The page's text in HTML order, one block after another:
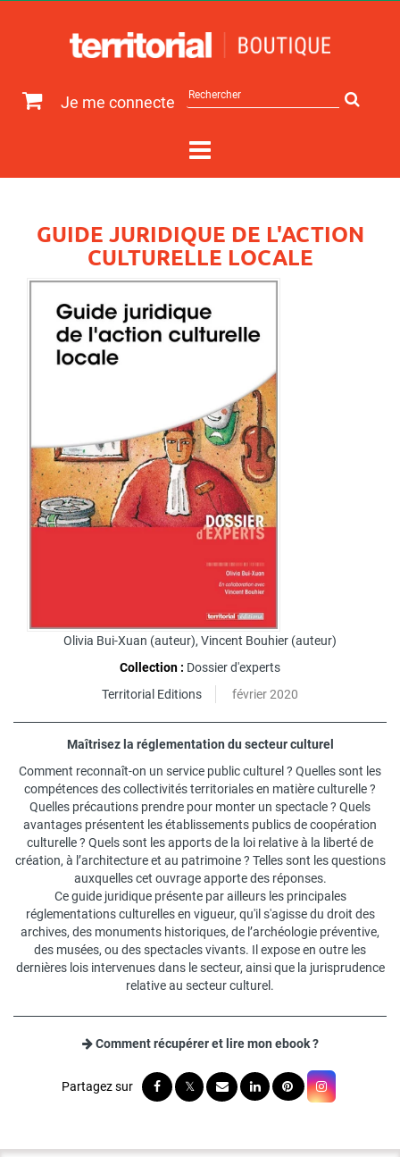
Je me connecte
sur
GUIDE JURIDIQUE DE L'ACTION
CULTURELLE LOCALE
Olivia Bui-Xuan (auteur), Vincent Bouhier (auteur)
Collection : Dossier d'experts
Territorial Editions
février 2020
Maîtrisez la réglementation du secteur culturel
Comment reconnaît-on un service public culturel ? Quelles sont les
compétences des collectivités territoriales en matière culturelle ?
Quelles précautions prendre pour monter un spectacle ? Quels
avantages présentent les établissements publics de coopération
culturelle ? Quels sont les apports de la loi relative à la liberté de
création, à l’architecture et au patrimoine ? Telles sont les questions
auxquelles cet ouvrage apporte des réponses.
Ce guide juridique présente par ailleurs les principales
réglementations culturelles en vigueur, qu'il s'agisse du droit des
archives, des monuments historiques, de l’archéologie préventive,
des musées, ou des spectacles vivants. Il expose en outre les
dernières lois intervenues dans le secteur, ainsi que la jurisprudence
relative au secteur culturel.
Comment récupérer et lire mon ebook ?